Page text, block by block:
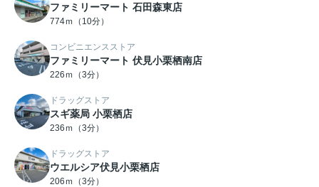
ファミリーマート 石田森東店
774ｍ（10分）
コンビニエンスストア
ファミリーマート 伏見小栗栖南店
226ｍ（3分）
ドラッグストア
スギ薬局 小栗栖店
236ｍ（3分）
ドラッグストア
ウエルシア伏見小栗栖店
206ｍ（3分）